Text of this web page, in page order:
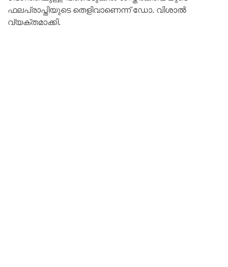
ഫലപ്രാപ്തിയുടെ തെളിവാണെന്ന് ഡോ. വിശാല്‍
വ്യക്തമാക്കി.